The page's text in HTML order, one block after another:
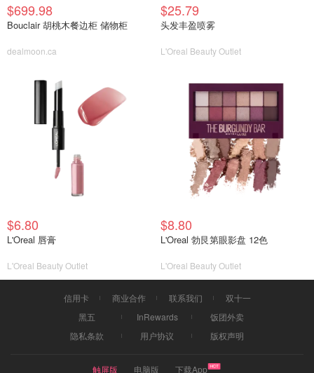
$699.98
Bouclair 胡桃木餐边柜 储物柜
dealmoon.ca
$25.79
头发丰盈喷雾
L'Oreal Beauty Outlet
$6.80
L'Oreal 唇膏
L'Oreal Beauty Outlet
$8.80
L'Oreal 勃艮第眼影盘 12色
L'Oreal Beauty Outlet
信用卡 商业合作 联系我们
双十一
黑五
InRewards
饭团外卖
隐私条款
用户协议 版权声明
触屏版 电脑版 下载App